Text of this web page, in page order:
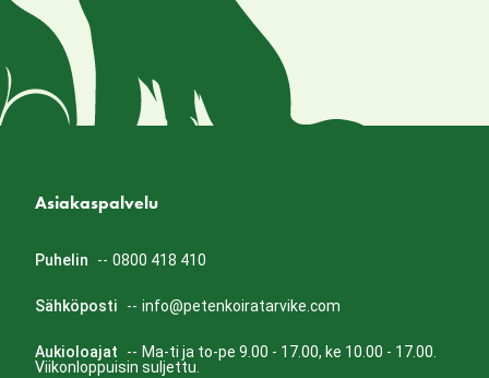
Asiakaspalvelu
Puhelin -- 0800 418 410
Sähköposti -- info@petenkoiratarvike.com
Aukioloajat -- Ma-ti ja to-pe 9.00 - 17.00, ke 10.00 - 17.00.
Viikonloppuisin suljettu.